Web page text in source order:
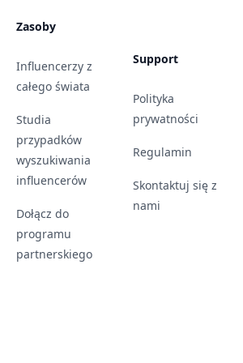
Zasoby
Influencerzy z
całego świata
Studia
przypadków
wyszukiwania
influencerów
Dołącz do
programu
partnerskiego
Support
Polityka
prywatności
Regulamin
Skontaktuj się z
nami